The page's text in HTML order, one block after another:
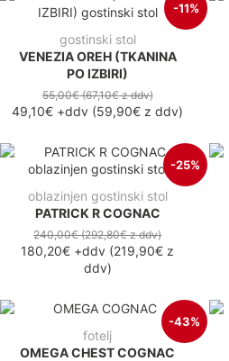
-11%
gostinski stol
VENEZIA OREH (TKANINA
PO IZBIRI)
55,00€(67,10€z ddv)
49,10€ +ddv (59,90€ z ddv)
-25%
oblazinjen gostinski stol
PATRICK R COGNAC
240,00€(292,80€z ddv)
180,20€ +ddv (219,90€ z
ddv)
-43%
fotelj
OMEGA CHEST COGNAC